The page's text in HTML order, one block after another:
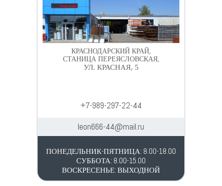
КРАСНОДАРСКИЙ КРАЙ,
СТАНИЦА ПЕРЕЯСЛОВСКАЯ,
УЛ. КРАСНАЯ, 5
+7-989-297-22-44
leon666-44@mail.ru
ПОНЕДЕЛЬНИК-ПЯТНИЦА: 8.00-18.00
СУББОТА: 8.00-15.00
ВОСКРЕСЕНЬЕ: ВЫХОДНОЙ